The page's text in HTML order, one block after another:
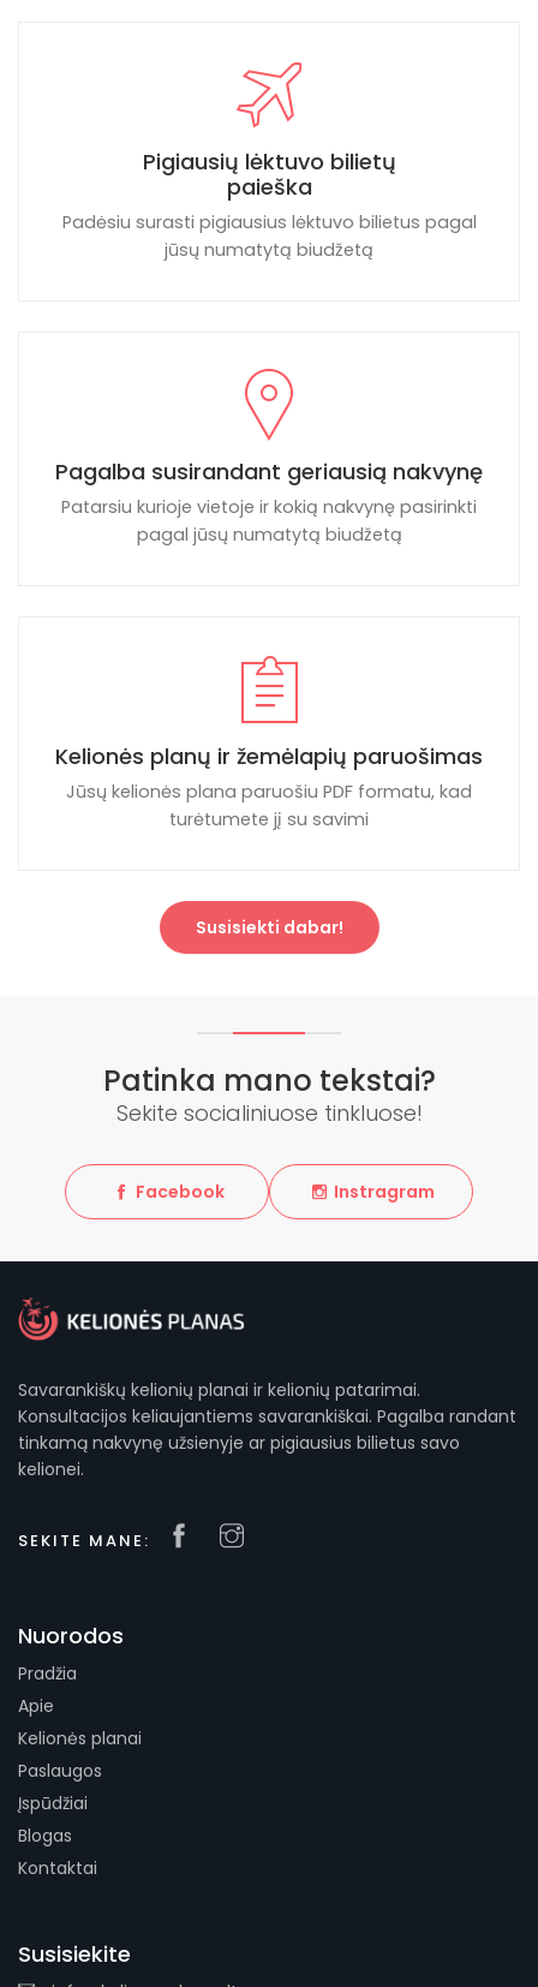
Pigiausių lėktuvo bilietų
paieška
Padėsiu surasti pigiausius lėktuvo bilietus pagal
jūsų numatytą biudžetą
Pagalba susirandant geriausią nakvynę
Patarsiu kurioje vietoje ir kokią nakvynę pasirinkti
pagal jūsų numatytą biudžetą
Kelionės planų ir žemėlapių paruošimas
Jūsų kelionės plana paruošiu PDF formatu, kad
turėtumete jį su savimi
Susisiekti dabar!
Patinka mano tekstai?
Sekite socialiniuose tinkluose!
Facebook Instragram
Savarankiškų kelionių planai ir kelionių patarimai.
Konsultacijos keliaujantiems savarankiškai. Pagalba randant
tinkamą nakvynę užsienyje ar pigiausius bilietus savo
kelionei.
SEKITE MANE:
Nuorodos
Pradžia
Apie
Kelionės planai
Paslaugos
Įspūdžiai
Blogas
Kontaktai
Susisiekite